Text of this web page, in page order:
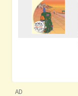
AD